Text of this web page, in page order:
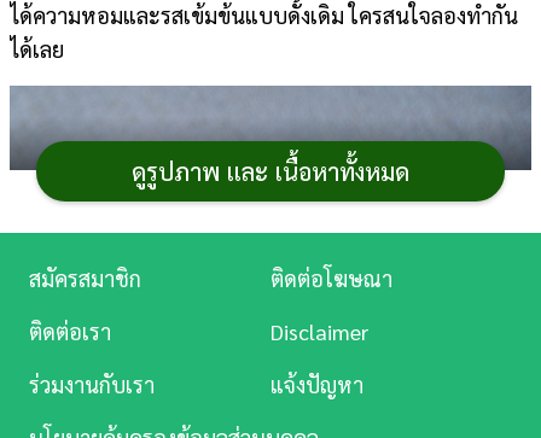
ได้ความหอมและรสเข้มข้นแบบดั้งเดิม ใครสนใจลองทำกัน
ได้เลย
ดูรูปภาพ และ เนื้อหาทั้งหมด
การ
ศึกษา
บันเทิง
ดู
Music
สมัครสมาชิก
ติดต่อโฆษณา
ติดต่อเรา
Disclaimer
ร่วมงานกับเรา
แจ้งปัญหา